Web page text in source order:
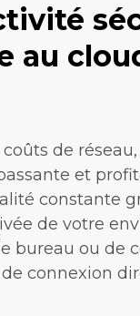
au
coûts de
et
constante
de votre
bureau ou de
connexion